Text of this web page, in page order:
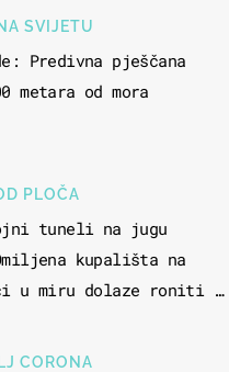
SVIJETU
Predivna pješčana
metara od mora
PLOČA
tuneli na jugu
kupališta na
u miru dolaze roniti i
CORONA